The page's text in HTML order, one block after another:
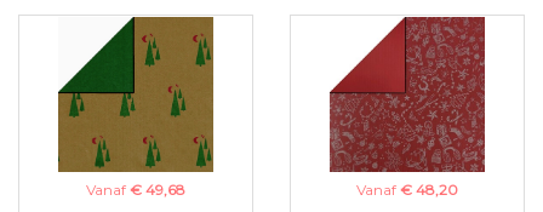
Vanaf € 49,68
Vanaf € 48,20